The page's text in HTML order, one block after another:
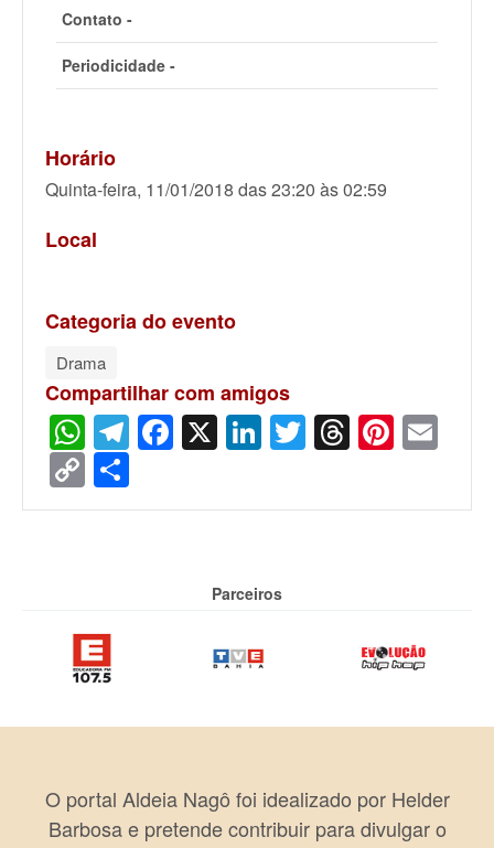
Contato -
Periodicidade -
Horário
Quinta-feira, 11/01/2018 das 23:20 às 02:59
Local
Categoria do evento
Drama
Compartilhar com amigos
WhatsApp
Telegram
Facebook
X LinkedIn
Twitter
Threads
Copy
Link
Parceiros
O portal Aldeia Nagô foi idealizado por Helder
Barbosa e pretende contribuir para divulgar o